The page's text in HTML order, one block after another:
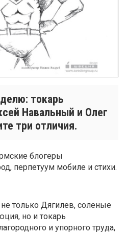
токарь
Навальный и Олег
три отличия.
блогеры
перпетуум мобиле и стихи.
только Дягилев, соленые
но и токарь
и упорного труда,